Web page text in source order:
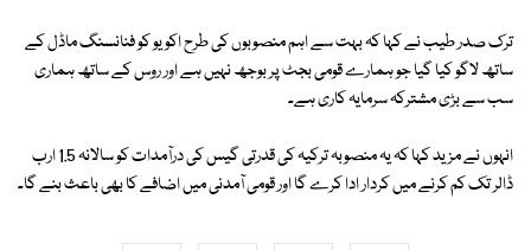
ترک صدر طیب نے کہا کہ بہت سے اہم منصوبوں کی طرح اکویو کو فنانسنگ ماڈل کے
ساتھ لاگو کیا گیا جو ہمارے قومی بجٹ پر بوجھ نہیں ہے اور روس کے ساتھ ہماری
سب سے بڑی مشترکہ سرمایہ کاری ہے۔
انہوں نے مزید کہا کہ یہ منصوبہ ترکیہ کی قدرتی گیس کی درآمدات کو سالانہ 1.5 ارب
ڈالر تک کم کرنے میں کردار ادا کرے گا اور قومی آمدنی میں اضافے کا بھی باعث بنے گا۔